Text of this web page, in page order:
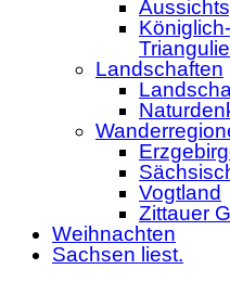
Landschaften
Vogtland
Zittauer
Weihnachten
Sachsen liest.